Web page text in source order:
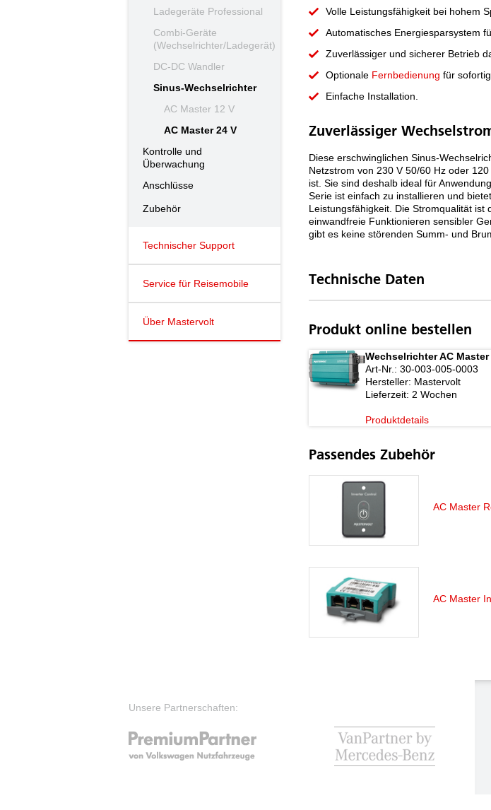
Ladegeräte Professional
Combi-Geräte
(Wechselrichter/Ladegerät)
DC-DC Wandler
Sinus-Wechselrichter
AC Master 12 V
AC Master 24 V
Kontrolle und
Überwachung
Anschlüsse
Zubehör
Technischer Support
Service für Reisemobile
Über Mastervolt
Volle Leistungsfähigkeit bei hohem
Automatisches Energiesparsystem
Zuverlässiger und sicherer Betrieb
Optionale Fernbedienung für
Einfache Installation.
Zuverlässiger
Diese erschwinglichen Sinus-
Netzstrom von 230 V 50/60 Hz oder
ist. Sie sind deshalb ideal für
Serie ist einfach zu installieren und
Leistungsfähigkeit. Die Stromqualität
einwandfreie Funktionieren sensibler
gibt es keine störenden Summ- und
Technische Daten
Produkt online bestellen
Wechselrichter AC Master
Art-Nr.: 30-003-005-0003
Hersteller: Mastervolt
Lieferzeit: 2 Wochen
Produktdetails
Passendes Zubehör
AC Master
AC Master
Unsere Partnerschaften: